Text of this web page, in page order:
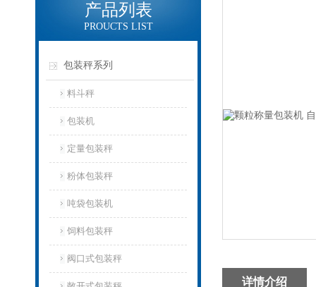
产品列表
PROUCTS LIST
包装秤系列
料斗秤
包装机
定量包装秤
粉体包装秤
吨袋包装机
饲料包装秤
阀口式包装秤
详情介绍